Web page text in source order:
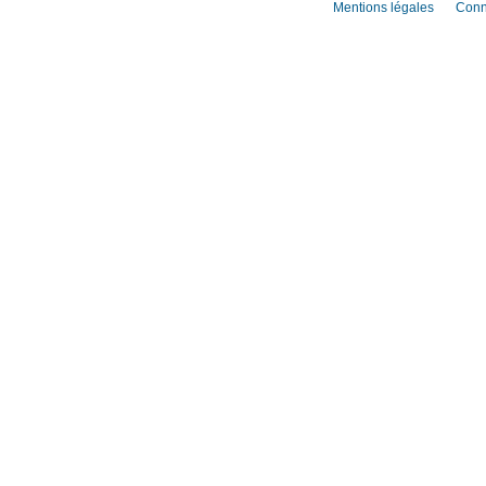
Mentions légales